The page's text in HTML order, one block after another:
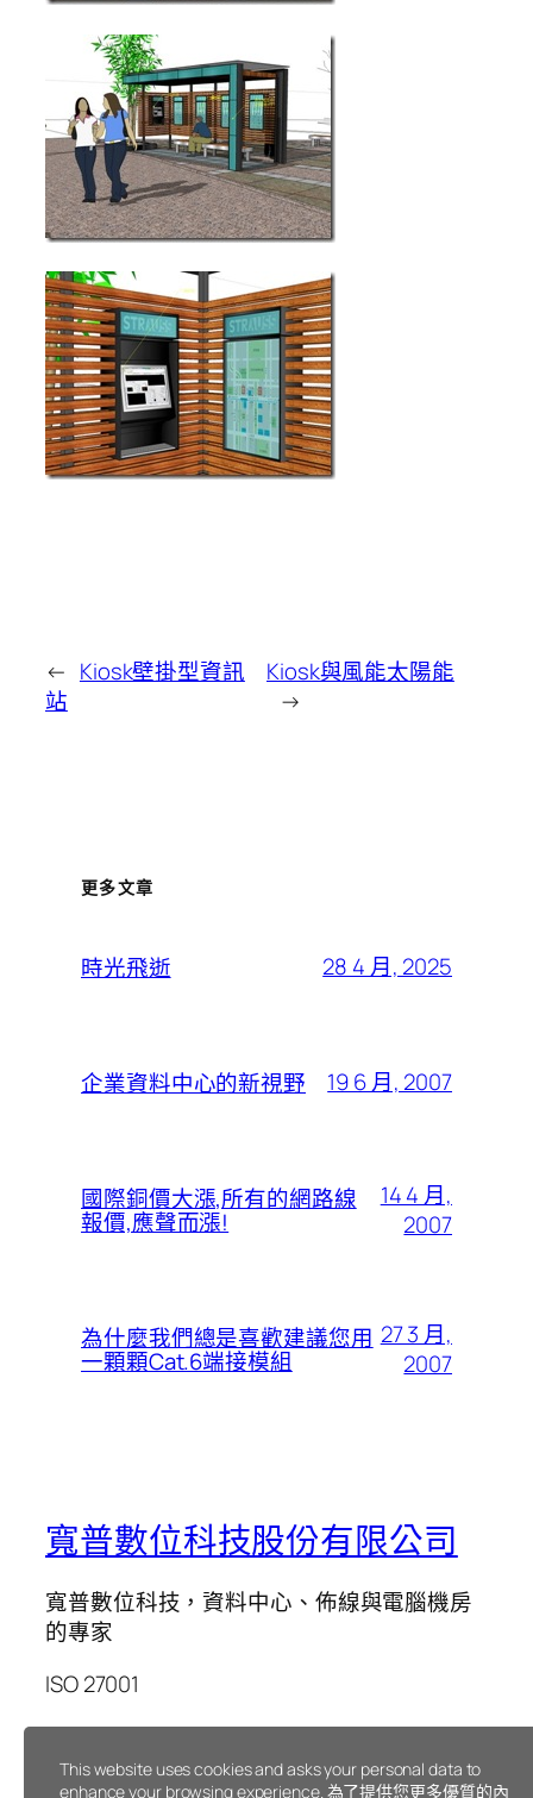
← Kiosk壁掛型資訊
站
Kiosk與風能太陽能
→
更多文章
時光飛逝 28 4 月, 2025
企業資料中心的新視野 19 6 月, 2007
國際銅價大漲,所有的網路線
報價,應聲而漲!
14 4 月,
2007
為什麼我們總是喜歡建議您用
一顆顆Cat.6端接模組
27 3 月,
2007
寬普數位科技股份有限公司
寬普數位科技，資料中心、佈線與電腦機房
的專家
ISO 27001
Blog
Events
This website uses cookies and asks your personal data to
enhance your browsing experience. 為了提供您更多優質的內